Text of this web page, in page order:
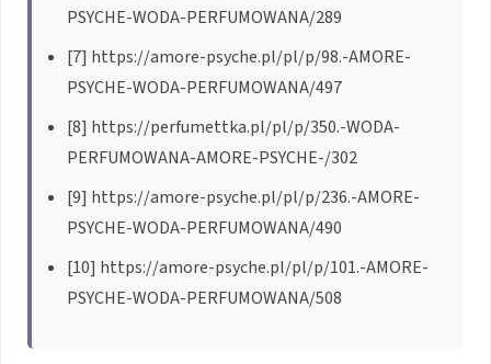
PSYCHE-WODA-PERFUMOWANA/289
[7] https://amore-psyche.pl/pl/p/98.-AMORE-
PSYCHE-WODA-PERFUMOWANA/497
[8] https://perfumettka.pl/pl/p/350.-WODA-
PERFUMOWANA-AMORE-PSYCHE-/302
[9] https://amore-psyche.pl/pl/p/236.-AMORE-
PSYCHE-WODA-PERFUMOWANA/490
[10] https://amore-psyche.pl/pl/p/101.-AMORE-
PSYCHE-WODA-PERFUMOWANA/508